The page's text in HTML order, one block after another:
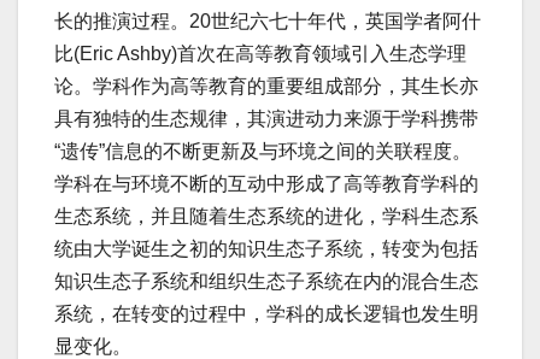
长的推演过程。20世纪六七十年代，英国学者阿什
比(Eric Ashby)首次在高等教育领域引入生态学理
论。学科作为高等教育的重要组成部分，其生长亦
具有独特的生态规律，其演进动力来源于学科携带
“遗传”信息的不断更新及与环境之间的关联程度。
学科在与环境不断的互动中形成了高等教育学科的
生态系统，并且随着生态系统的进化，学科生态系
统由大学诞生之初的知识生态子系统，转变为包括
知识生态子系统和组织生态子系统在内的混合生态
系统，在转变的过程中，学科的成长逻辑也发生明
显变化。